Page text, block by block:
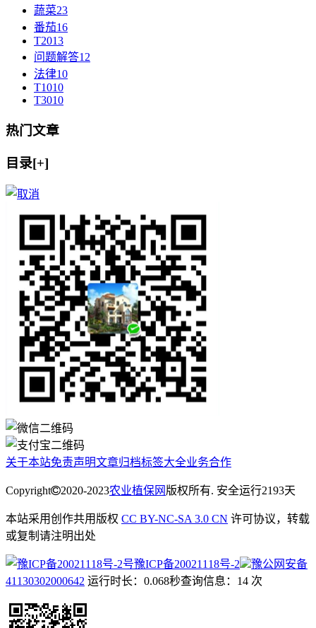
蔬菜23
番茄16
T2013
问题解答12
法律10
T1010
T3010
热门文章
目录[+]
关于本站免责声明文章归档标签大全业务合作
Copyright 2020-2023农业植保网 版权所有. 安全运行2193天
本站采用创作共用版权 CC BY-NC-SA 3.0 CN 许可协议，转载
或复制请注明出处
豫ICP备20021118号-2
豫公网安备
41130302000642 运行时长：0.068秒查询信息：14 次